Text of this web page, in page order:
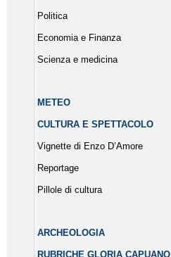
Politica
Economia e Finanza
Scienza e medicina
METEO
CULTURA E SPETTACOLO
Vignette di Enzo D’Amore
Reportage
Pillole di cultura
ARCHEOLOGIA
RUBRICHE GLORIA CAPUANO